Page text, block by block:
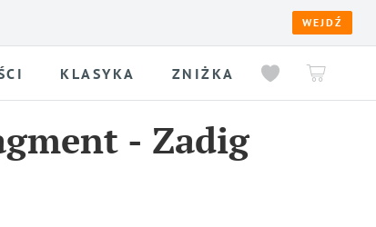
WEJDŹ
KLASYKA ZNIŻKA
- Zadig